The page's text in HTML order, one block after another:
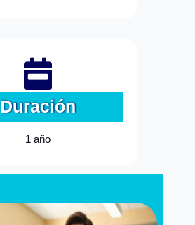

Duración
1 año